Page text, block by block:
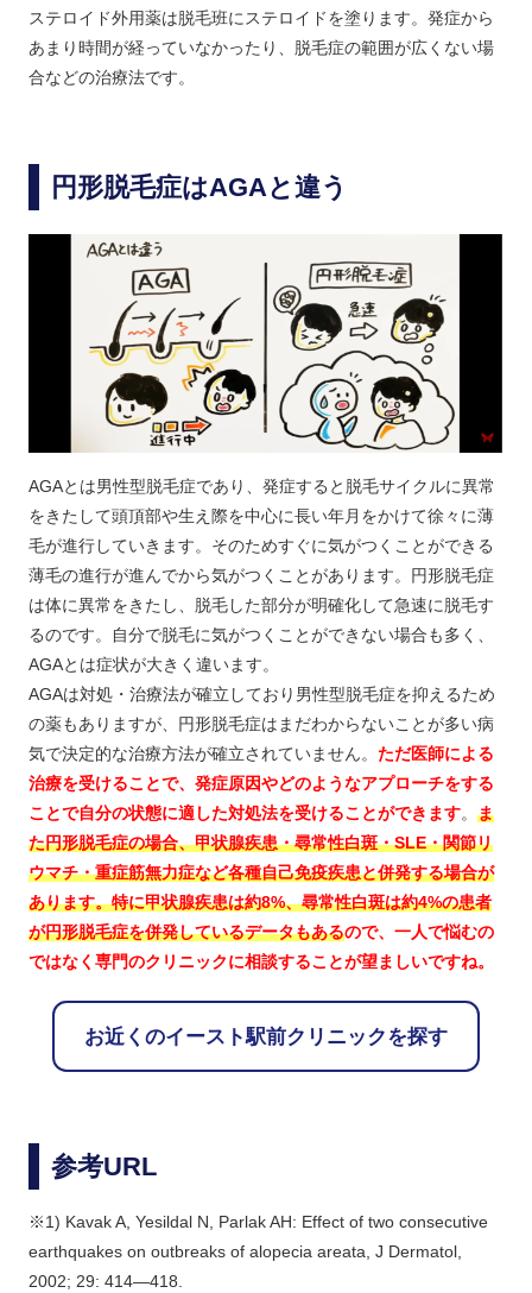
ステロイド外用薬は脱毛班にステロイドを塗ります。発症から
あまり時間が経っていなかったり、脱毛症の範囲が広くない場
合などの治療法です。
円形脱毛症はAGAと違う
AGAとは男性型脱毛症であり、発症すると脱毛サイクルに異常
をきたして頭頂部や生え際を中心に長い年月をかけて徐々に薄
毛が進行していきます。そのためすぐに気がつくことができる
薄毛の進行が進んでから気がつくことがあります。円形脱毛症
は体に異常をきたし、脱毛した部分が明確化して急速に脱毛す
るのです。自分で脱毛に気がつくことができない場合も多く、
AGAとは症状が大きく違います。
AGAは対処・治療法が確立しており男性型脱毛症を抑えるため
の薬もありますが、円形脱毛症はまだわからないことが多い病
気で決定的な治療方法が確立されていません。 ただ医師による
治療を受けることで、発症原因やどのようなアプローチをする
ことで自分の状態に適した対処法を受けることができます。 ま
た円形脱毛症の場合、甲状腺疾患・尋常性白斑・SLE・関節リ
ウマチ・重症筋無力症など各種自己免疫疾患と併発する場合が
あります。特に甲状腺疾患は約8%、尋常性白斑は約4%の患者
が円形脱毛症を併発しているデータもあるので、一人で悩むの
ではなく専門のクリニックに相談することが望ましいですね。
お近くのイースト駅前クリニックを探す
参考URL
※1) Kavak A, Yesildal N, Parlak AH: Effect of two consecutive
earthquakes on outbreaks of alopecia areata, J Dermatol,
2002; 29: 414―418.